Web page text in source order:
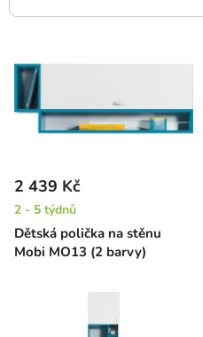
ý
r
o
d
u
Dětská polička na stěnu
Mobi MO13 (2 barvy)
2 439 Kč
2 - 5 týdnů